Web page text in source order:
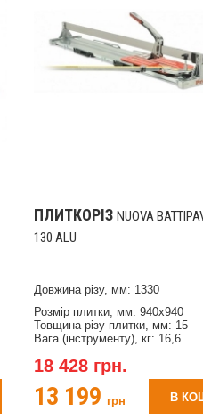
ПЛИТКОРІЗ NUOVA
130 ALU
Довжина різу, мм: 1330
Розмір плитки, мм: 940х940
Товщина різу плитки, мм: 15
Вага (інструменту), кг: 16,6
18 428 грн.
13 199 грн В